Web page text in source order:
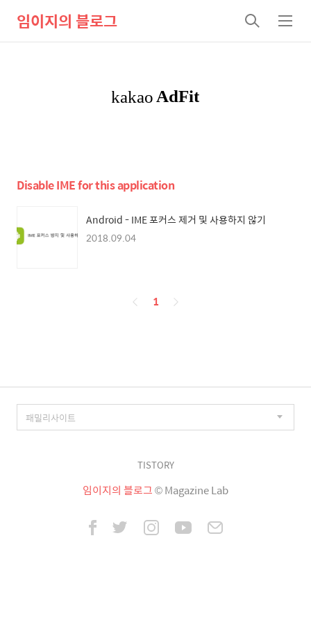
임이지의 블로그
검
색
메
뉴
Disable IME for this application
Android - IME 포커스 제거 및 사용하지 않기
2018.09.04
페
1
TISTORY
임이지의 블로그© Magazine Lab